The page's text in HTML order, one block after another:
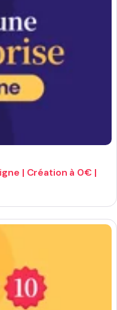
| Création à 0€ |